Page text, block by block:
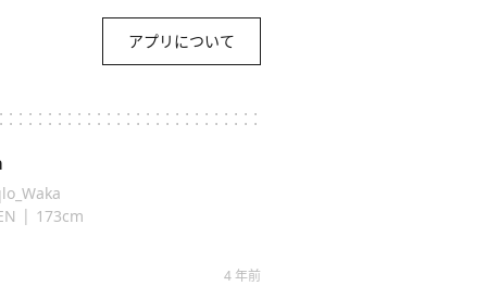
アプリについて
| 173cm
4 年前